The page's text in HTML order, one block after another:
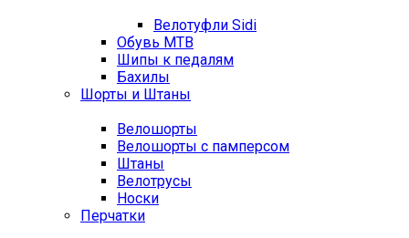
Велотуфли Sidi
Обувь MTB
Шипы к педалям
Бахилы
Шорты и Штаны
Велошорты
Велошорты с памперсом
Штаны
Велотрусы
Носки
Перчатки